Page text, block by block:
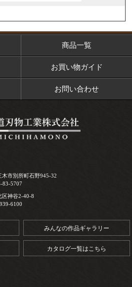
商品一覧
お買い物ガイド
お問い合わせ
別所町石野945-32
83-5707
区神谷2-40-8
6100
みんなの作品ギャラリー
カタログ一覧はこちら